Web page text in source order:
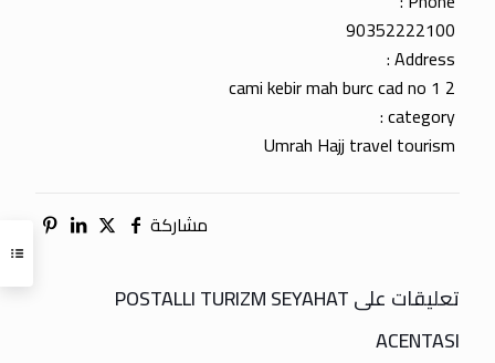
90352222100
Address :
cami kebir mah burc cad no 1 2
category :
Umrah Hajj travel tourism
مشاركة
تعليقات على POSTALLI TURIZM SEYAHAT
ACENTASI